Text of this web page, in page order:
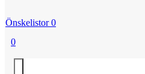
Önskelistor 0
0